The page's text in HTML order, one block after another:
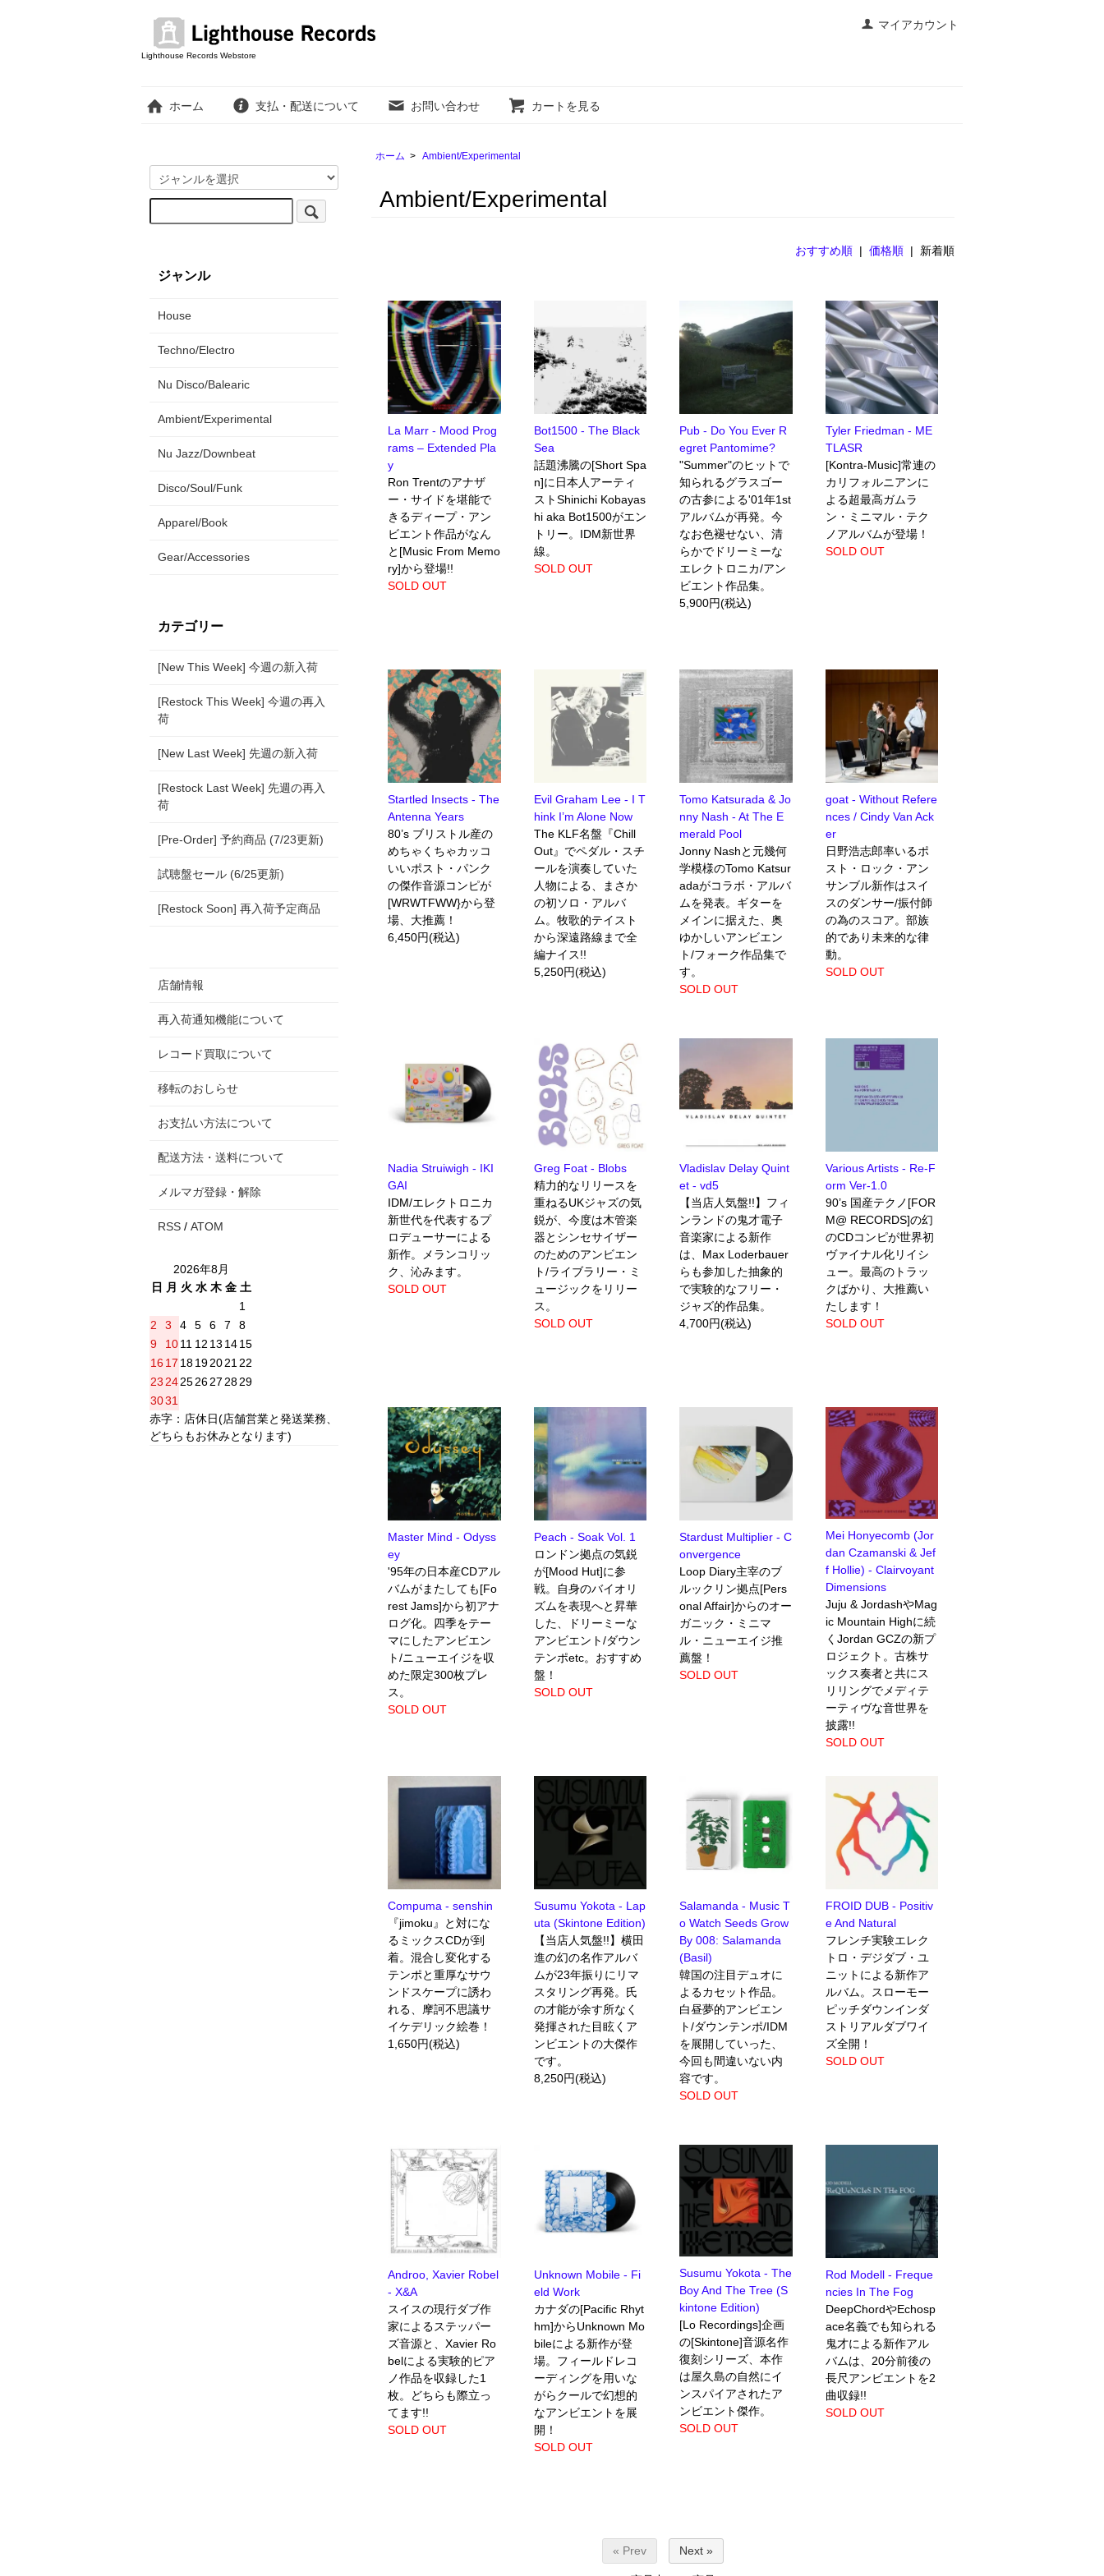
マイアカウント
Lighthouse Records Webstore
ホーム 支払・配送について お問い合わせ カートを見る
ホーム > Ambient/Experimental
Ambient/Experimental
おすすめ順 | 価格順 | 新着順
La Marr - Mood Prog
rams – Extended Pla
y
Ron Trentのアナザ
ー・サイドを堪能で
きるディープ・アン
ビエント作品がなん
と[Music From Memo
ry]から登場!!
SOLD OUT
Bot1500 - The Black
Sea
話題沸騰の[Short Spa
n]に日本人アーティ
ストShinichi Kobayas
hi aka Bot1500がエン
トリー。IDM新世界
線。
SOLD OUT
Pub - Do You Ever R
egret Pantomime?
"Summer"のヒットで
知られるグラスゴー
の古参による'01年1st
アルバムが再発。今
なお色褪せない、清
らかでドリーミーな
エレクトロニカ/アン
ビエント作品集。
5,900円(税込)
Tyler Friedman - ME
TLASR
[Kontra-Music]常連の
カリフォルニアンに
よる超最高ガムラ
ン・ミニマル・テク
ノアルバムが登場！
SOLD OUT
Startled Insects - The
Antenna Years
80’s ブリストル産の
めちゃくちゃカッコ
いいポスト・パンク
の傑作音源コンピが
[WRWTFWW}から登
場、大推薦！
6,450円(税込)
Evil Graham Lee - I T
hink I’m Alone Now
The KLF名盤『Chill
Out』でペダル・スチ
ールを演奏していた
人物による、まさか
の初ソロ・アルバ
ム。牧歌的テイスト
から深遠路線まで全
編ナイス!!
5,250円(税込)
Tomo Katsurada & Jo
nny Nash - At The E
merald Pool
Jonny Nashと元幾何
学模様のTomo Katsur
adaがコラボ・アルバ
ムを発表。ギターを
メインに据えた、奥
ゆかしいアンビエン
ト/フォーク作品集で
す。
SOLD OUT
goat - Without Refere
nces / Cindy Van Ack
er
日野浩志郎率いるポ
スト・ロック・アン
サンブル新作はスイ
スのダンサー/振付師
の為のスコア。部族
的であり未来的な律
動。
SOLD OUT
Nadia Struiwigh - IKI
GAI
IDM/エレクトロニカ
新世代を代表するプ
ロデューサーによる
新作。メランコリッ
ク、沁みます。
SOLD OUT
Greg Foat - Blobs
精力的なリリースを
重ねるUKジャズの気
鋭が、今度は木管楽
器とシンセサイザー
のためのアンビエン
ト/ライブラリー・ミ
ュージックをリリー
ス。
SOLD OUT
Vladislav Delay Quint
et - vd5
【当店人気盤!!】フィ
ンランドの鬼才電子
音楽家による新作
は、Max Loderbauer
らも参加した抽象的
で実験的なフリー・
ジャズ的作品集。
4,700円(税込)
Various Artists - Re-F
orm Ver-1.0
90’s 国産テクノ[FOR
M@ RECORDS]の幻
のCDコンピが世界初
ヴァイナル化リイシ
ュー。最高のトラッ
クばかり、大推薦い
たします！
SOLD OUT
Master Mind - Odyss
ey
'95年の日本産CDアル
バムがまたしても[Fo
rest Jams]から初アナ
ログ化。四季をテー
マにしたアンビエン
ト/ニューエイジを収
めた限定300枚プレ
ス。
SOLD OUT
Peach - Soak Vol. 1
ロンドン拠点の気鋭
が[Mood Hut]に参
戦。自身のバイオリ
ズムを表現へと昇華
した、ドリーミーな
アンビエント/ダウン
テンポetc。おすすめ
盤！
SOLD OUT
Stardust Multiplier - C
onvergence
Loop Diary主宰のブ
ルックリン拠点[Pers
onal Affair]からのオー
ガニック・ミニマ
ル・ニューエイジ推
薦盤！
SOLD OUT
Mei Honyecomb (Jor
dan Czamanski & Jef
f Hollie) - Clairvoyant
Dimensions
Juju & JordashやMag
ic Mountain Highに続
くJordan GCZの新プ
ロジェクト。古株サ
ックス奏者と共にス
リリングでメディテ
ーティヴな音世界を
披露!!
SOLD OUT
Compuma - senshin
『jimoku』と対にな
るミックスCDが到
着。混合し変化する
テンポと重厚なサウ
ンドスケープに誘わ
れる、摩訶不思議サ
イケデリック絵巻！
1,650円(税込)
Susumu Yokota - Lap
uta (Skintone Edition)
【当店人気盤!!】横田
進の幻の名作アルバ
ムが23年振りにリマ
スタリング再発。氏
の才能が余す所なく
発揮された目眩くア
ンビエントの大傑作
です。
8,250円(税込)
Salamanda - Music T
o Watch Seeds Grow
By 008: Salamanda
(Basil)
韓国の注目デュオに
よるカセット作品。
白昼夢的アンビエン
ト/ダウンテンポ/IDM
を展開していった、
今回も間違いない内
容です。
SOLD OUT
FROID DUB - Positiv
e And Natural
フレンチ実験エレク
トロ・デジダブ・ユ
ニットによる新作ア
ルバム。スローモー
ピッチダウンインダ
ストリアルダブワイ
ズ全開！
SOLD OUT
Androo, Xavier Robel
- X&A
スイスの現行ダブ作
家によるステッパー
ズ音源と、Xavier Ro
belによる実験的ピア
ノ作品を収録した1
枚。どちらも際立っ
てます!!
SOLD OUT
Unknown Mobile - Fi
eld Work
カナダの[Pacific Rhyt
hm]からUnknown Mo
bileによる新作が登
場。フィールドレコ
ーディングを用いな
がらクールで幻想的
なアンビエントを展
開！
SOLD OUT
Susumu Yokota - The
Boy And The Tree (S
kintone Edition)
[Lo Recordings]企画
の[Skintone]音源名作
復刻シリーズ、本作
は屋久島の自然にイ
ンスパイアされたア
ンビエント傑作。
SOLD OUT
Rod Modell - Freque
ncies In The Fog
DeepChordやEchosp
ace名義でも知られる
鬼才による新作アル
バムは、20分前後の
長尺アンビエントを2
曲収録!!
SOLD OUT
« Prev Next »
ジャンル
House
Techno/Electro
Nu Disco/Balearic
Ambient/Experimental
Nu Jazz/Downbeat
Disco/Soul/Funk
Apparel/Book
Gear/Accessories
カテゴリー
[New This Week] 今週の新入荷
[Restock This Week] 今週の再入
荷
[New Last Week] 先週の新入荷
[Restock Last Week] 先週の再入
荷
[Pre-Order] 予約商品 (7/23更新)
試聴盤セール (6/25更新)
[Restock Soon] 再入荷予定商品
店舗情報
再入荷通知機能について
レコード買取について
移転のおしらせ
お支払い方法について
配送方法・送料について
メルマガ登録・解除
RSS / ATOM
2026年8月
日
月 火 水 木 金 土
1
2
3 4 5 6 7
8
9
1011 12 13 1415
16 17 18192021 22
23 24252627 2829
3031
赤字：店休日(店舗営業と発送業務、
どちらもお休みとなります)